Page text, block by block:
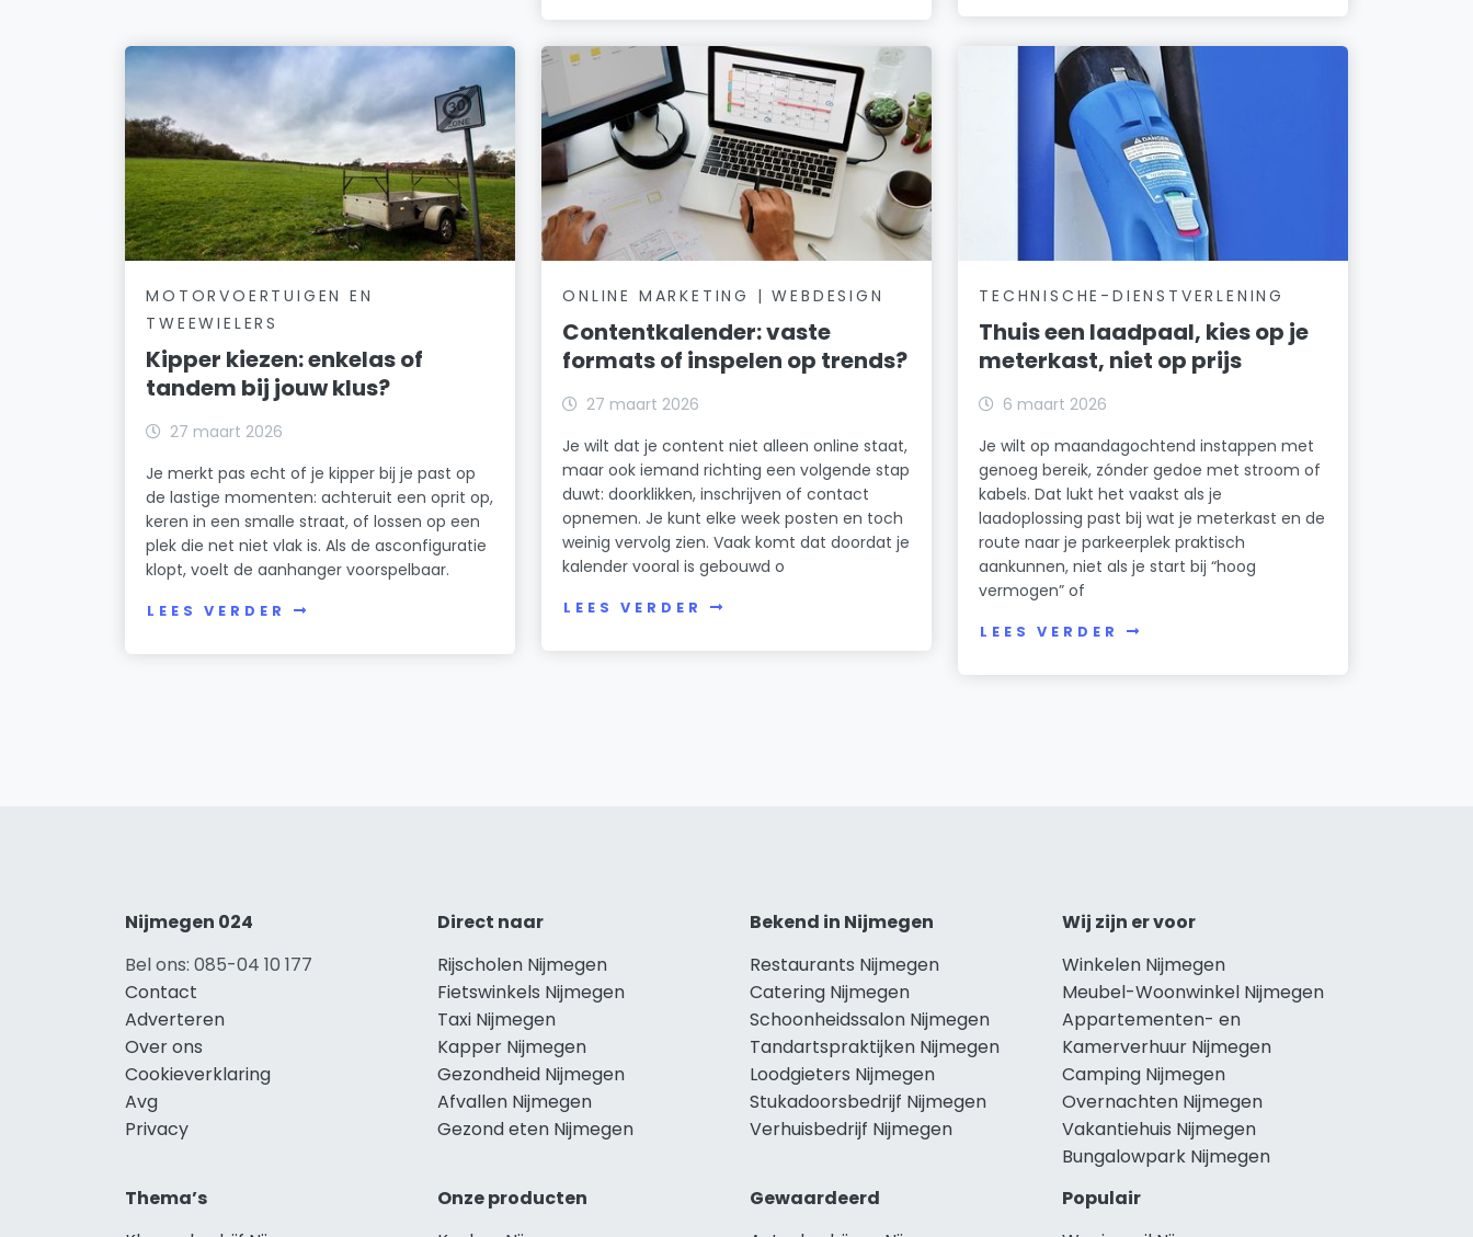
MOTORVOERTUIGEN EN
TWEEWIELERS
Kipper kiezen: enkelas of
tandem bij jouw klus?
27 maart 2026
Je merkt pas echt of je kipper bij je past op
de lastige momenten: achteruit een oprit op,
keren in een smalle straat, of lossen op een
plek die net niet vlak is. Als de asconfiguratie
klopt, voelt de aanhanger voorspelbaar.
LEES VERDER
ONLINE MARKETING | WEBDESIGN
Contentkalender: vaste
formats of inspelen op trends?
27 maart 2026
Je wilt dat je content niet alleen online staat,
maar ook iemand richting een volgende stap
duwt: doorklikken, inschrijven of contact
opnemen. Je kunt elke week posten en toch
weinig vervolg zien. Vaak komt dat doordat je
kalender vooral is gebouwd o
LEES VERDER
TECHNISCHE-DIENSTVERLENING
Thuis een laadpaal, kies op je
meterkast, niet op prijs
6 maart 2026
Je wilt op maandagochtend instappen met
genoeg bereik, zónder gedoe met stroom of
kabels. Dat lukt het vaakst als je
laadoplossing past bij wat je meterkast en de
route naar je parkeerplek praktisch
aankunnen, niet als je start bij “hoog
vermogen” of
LEES VERDER
Nijmegen 024
Bel ons: 085-04 10 177
Contact
Adverteren
Over ons
Cookieverklaring
Avg
Privacy
Direct naar
Rijscholen Nijmegen
Fietswinkels Nijmegen
Taxi Nijmegen
Kapper Nijmegen
Gezondheid Nijmegen
Afvallen Nijmegen
Gezond eten Nijmegen
Bekend in Nijmegen
Restaurants Nijmegen
Catering Nijmegen
Schoonheidssalon Nijmegen
Tandartspraktijken Nijmegen
Loodgieters Nijmegen
Stukadoorsbedrijf Nijmegen
Verhuisbedrijf Nijmegen
Wij zijn er voor
Winkelen Nijmegen
Meubel-Woonwinkel Nijmegen
Appartementen- en
Kamerverhuur Nijmegen
Camping Nijmegen
Overnachten Nijmegen
Vakantiehuis Nijmegen
Bungalowpark Nijmegen
Thema’s
Onze producten
Gewaardeerd
Populair